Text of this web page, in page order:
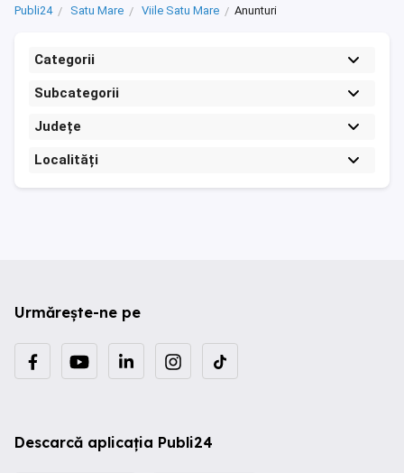
Publi24 Satu Mare Viile Satu Mare Anunturi
Categorii
Subcategorii
Județe
Localități
Urmărește-ne pe
Descarcă aplicația Publi24